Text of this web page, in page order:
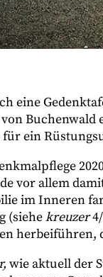
eine
ein
vor allem
im Inneren
(siehekreuzer
wie aktuell der